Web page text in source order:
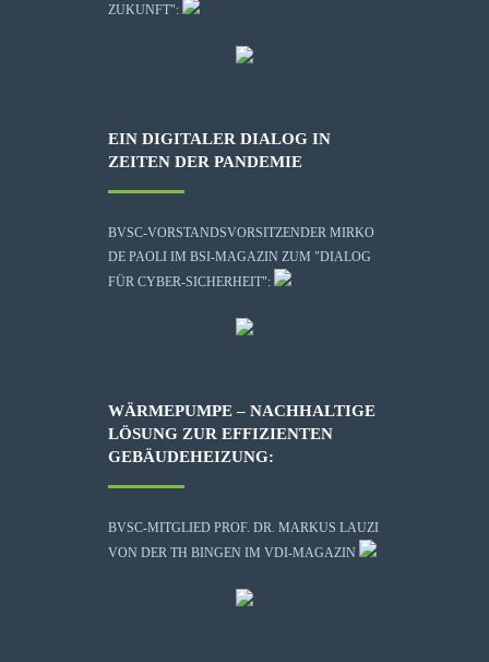
ZUKUNFT":
EIN DIGITALER DIALOG IN
ZEITEN DER PANDEMIE
BVSC-VORSTANDSVORSITZENDER MIRKO
DE PAOLI IM BSI-MAGAZIN ZUM "DIALOG
FÜR CYBER-SICHERHEIT":
WÄRMEPUMPE – NACHHALTIGE
LÖSUNG ZUR EFFIZIENTEN
GEBÄUDEHEIZUNG:
BVSC-MITGLIED PROF. DR. MARKUS LAUZI
VON DER TH BINGEN IM VDI-MAGAZIN